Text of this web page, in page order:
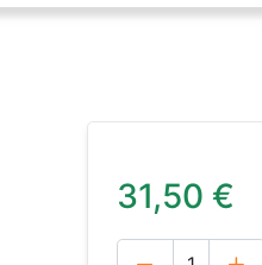
31,50 €